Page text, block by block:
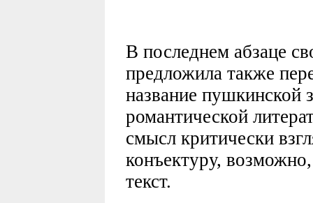
В последнем абзаце
предложила также
название пушкинской
романтической
смысл критически
конъектуру,
текст.